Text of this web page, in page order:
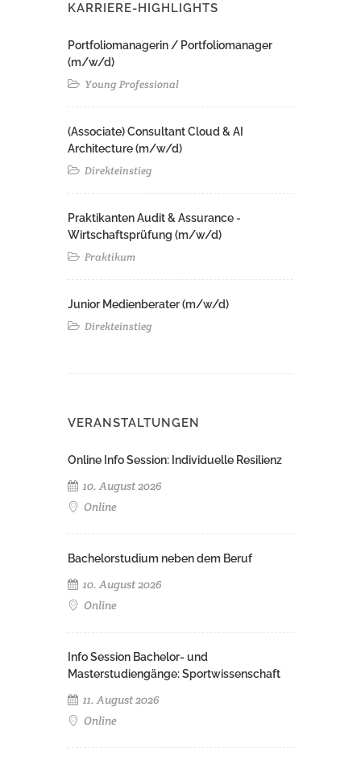
KARRIERE-HIGHLIGHTS
Portfoliomanagerin / Portfoliomanager
(m/w/d)
Young Professional
(Associate) Consultant Cloud & AI
Architecture (m/w/d)​ ​
Direkteinstieg
Praktikanten Audit & Assurance -
Wirtschaftsprüfung (m/w/d)
Praktikum
Junior Medienberater (m/w/d)
Direkteinstieg
VERANSTALTUNGEN
Online Info Session: Individuelle Resilienz
10. August 2026
Online
Bachelorstudium neben dem Beruf
10. August 2026
Online
Info Session Bachelor- und
Masterstudiengänge: Sportwissenschaft
11. August 2026
Online